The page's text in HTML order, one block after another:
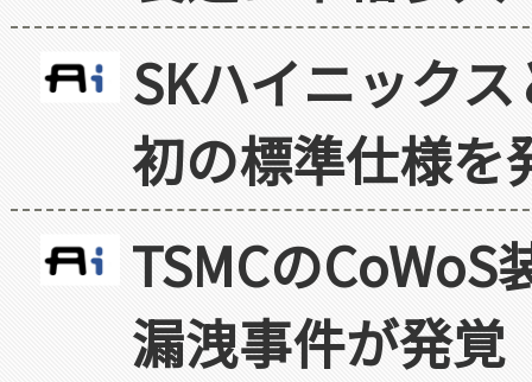
SKハイニック
初の標準仕様を
TSMCの
漏洩事件が発覚